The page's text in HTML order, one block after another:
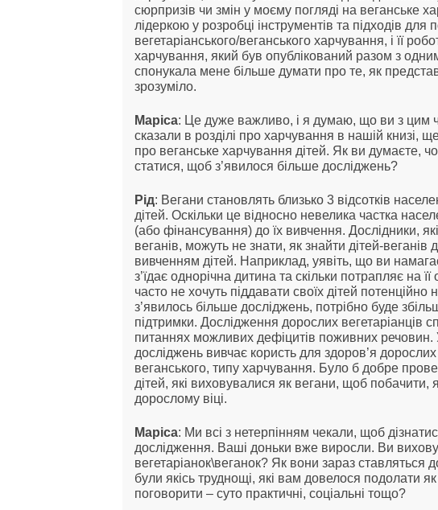
сюрпризів чи змін у моєму погляді на веганське
лідеркою у розробці інструментів та підходів
вегетаріанського/веганського харчування, і її
харчування, який був опублікований разом з
спонукала мене більше думати про те, як
зрозуміло.
Маріса: Це дуже важливо, і я думаю, що ви з цим
сказали в розділі про харчування в нашій книзі,
про веганське харчування дітей. Як ви думаєте,
статися, щоб з’явилося більше досліджень?
Рід: Вегани становлять близько 3 відсотків
дітей. Оскільки це відносно невелика частка
(або фінансування) до їх вивчення. Дослідники,
веганів, можуть не знати, як знайти дітей-
вивченням дітей. Наприклад, уявіть, що ви
з’їдає однорічна дитина та скільки потрапляє на
часто не хочуть піддавати своїх дітей
з’явилось більше досліджень, потрібно буде
підтримки. Дослідження дорослих вегетаріанців
питаннях можливих дефіцитів поживних речовин.
досліджень вивчає користь для здоров’я
веганського, типу харчування. Було б добре
дітей, які виховувалися як вегани, щоб побачити,
дорослому віці.
Маріса: Ми всі з нетерпінням чекали, щоб
дослідження. Ваші доньки вже виросли. Ви
вегетаріанок\веганок? Як вони зараз ставляться
були якісь труднощі, які вам довелося подолати
поговорити – суто практичні, соціальні тощо?